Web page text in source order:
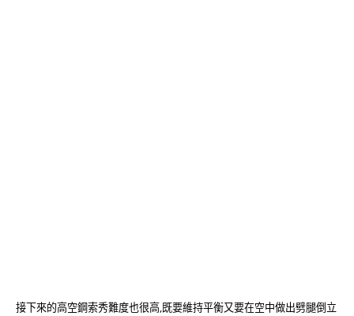
接下來的高空鋼索秀難度也很高,既要維持平衡又要在空中做出劈腿倒立